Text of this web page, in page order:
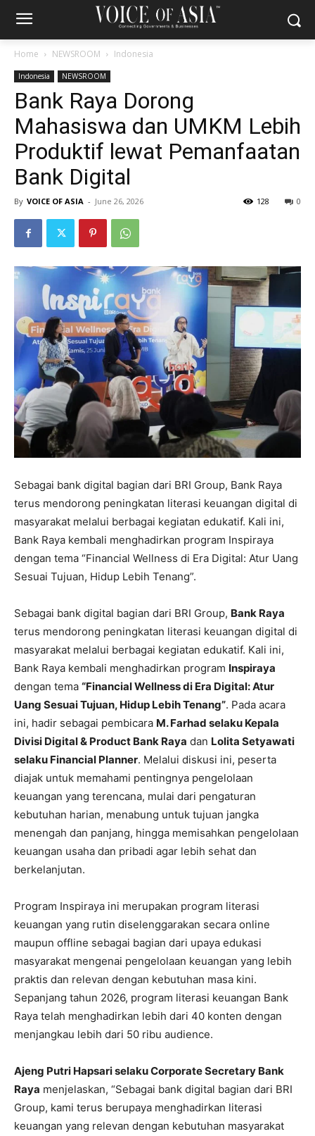
Home NEWSROOM Indonesia
Indonesia NEWSROOM
Bank Raya Dorong
Mahasiswa dan UMKM Lebih
Produktif lewat Pemanfaatan
Bank Digital
By VOICE OF ASIA - June 26, 2026 0
128
Sebagai bank digital bagian dari BRI Group, Bank Raya
terus mendorong peningkatan literasi keuangan digital di
masyarakat melalui berbagai kegiatan edukatif. Kali ini,
Bank Raya kembali menghadirkan program Inspiraya
dengan tema “Financial Wellness di Era Digital: Atur Uang
Sesuai Tujuan, Hidup Lebih Tenang”.
Sebagai bank digital bagian dari BRI Group, Bank Raya
terus mendorong peningkatan literasi keuangan digital di
masyarakat melalui berbagai kegiatan edukatif. Kali ini,
Bank Raya kembali menghadirkan program Inspiraya
dengan tema “Financial Wellness di Era Digital: Atur
Uang Sesuai Tujuan, Hidup Lebih Tenang”. Pada acara
ini, hadir sebagai pembicara M. Farhad selaku Kepala
Divisi Digital & Product Bank Raya dan Lolita Setyawati
selaku Financial Planner. Melalui diskusi ini, peserta
diajak untuk memahami pentingnya pengelolaan
keuangan yang terencana, mulai dari pengaturan
kebutuhan harian, menabung untuk tujuan jangka
menengah dan panjang, hingga memisahkan pengelolaan
keuangan usaha dan pribadi agar lebih sehat dan
berkelanjutan.
Program Inspiraya ini merupakan program literasi
keuangan yang rutin diselenggarakan secara online
maupun offline sebagai bagian dari upaya edukasi
masyarakat mengenai pengelolaan keuangan yang lebih
praktis dan relevan dengan kebutuhan masa kini.
Sepanjang tahun 2026, program literasi keuangan Bank
Raya telah menghadirkan lebih dari 40 konten dengan
menjangkau lebih dari 50 ribu audience.
Ajeng Putri Hapsari selaku Corporate Secretary Bank
Raya menjelaskan, “Sebagai bank digital bagian dari BRI
Group, kami terus berupaya menghadirkan literasi
keuangan yang relevan dengan kebutuhan masyarakat